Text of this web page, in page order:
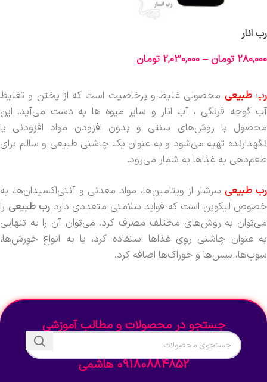
رب انار
280,000 تومان –
2,030,000 تومان
رب طبیعی محصولی غلیظ و پرخاصیت است که از پختن و تغلیظ
آب گوجه فرنگی ، آب انار و سایر میوه ها به دست می‌آید. این
محصول با روش‌های سنتی و بدون افزودن مواد افزودنی یا
نگهدارنده تهیه می‌شود و به عنوان یک چاشنی طبیعی و سالم برای
طعم‌دهی به غذاها به شمار می‌رود.
رب طبیعی سرشار از ویتامین‌ها، مواد معدنی و آنتی‌اکسیدان‌ها، به
خصوص لیکوپن است که فواید سلامتی متعددی دارد رب طبیعی را
می‌توان به روش‌های مختلف مصرف کرد. می‌توان آن را به تنهایی
به عنوان چاشنی روی غذاها استفاده کرد، یا به انواع خورش‌ها،
سوپ‌ها، سس‌ها و خوراک‌ها اضافه کرد.
جستجو در محصولات و مطالب آموزشی
09180884852 هاشمی